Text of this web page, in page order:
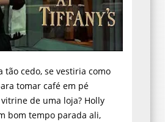
tão cedo, se vestiria como
tomar café em pé
de uma loja? Holly
bom tempo parada ali,